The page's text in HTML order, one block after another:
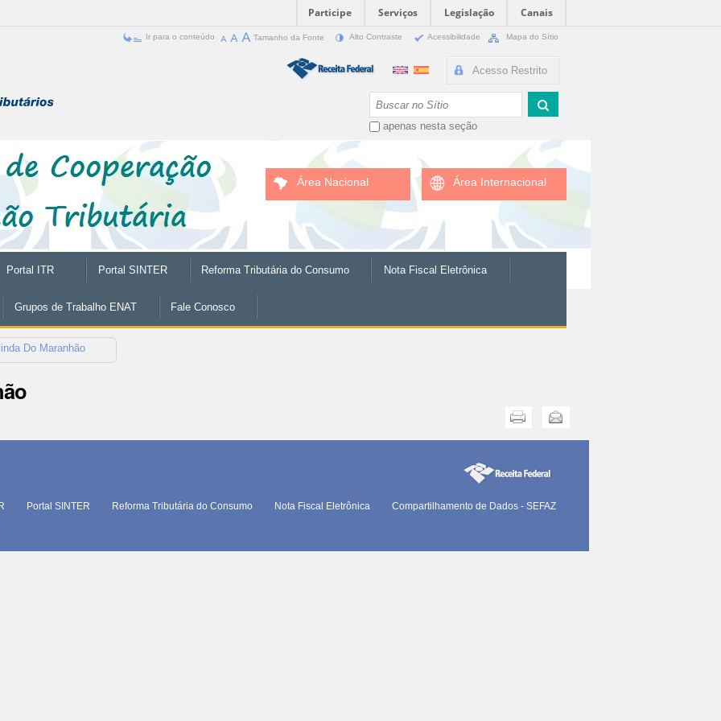
Participe Serviços Legislação
Canais
Ir para o conteúdo Tamanho da Fonte Alto Contraste Acessibilidade Mapa do Sítio
Acesso Restrito
apenas nesta seção
Área Nacional Área Internacional
Portal ITR Portal SINTER Reforma Tributária do Consumo Nota Fiscal Eletrônica
Grupos de Trabalho ENAT Fale Conosco
Do Maranhão
Enviar
Portal SINTER Reforma Tributária do Consumo Nota Fiscal Eletrônica
Compartilhamento de Dados - SEFAZ